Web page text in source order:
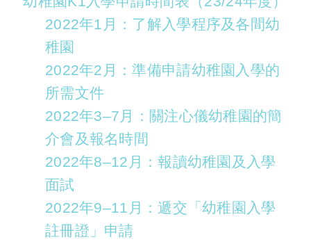
2022年1月：了解入學程序及各間幼
稚園
2022年2月：準備申請幼稚園入學的
所需文件
2022年3–7月：關注心儀幼稚園的簡
介會及報名時間
2022年8–12月：報讀幼稚園及入學
面試
2022年9–11月：遞交「幼稚園入學
註冊證」申請